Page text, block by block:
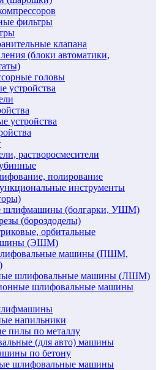
фильтры
клапана
(блоки автоматики,
головы
устройства
устройства
растворосмесители
полирование
инструменты
шлифмашины (болгарки, УШМ)
(бороздоделы)
орбитальные
(ЭШМ)
машины (ПШМ,
шлифовальные машины (ЛШМ)
шлифовальные машины
напильники
пилы по металлу
(для авто) машины
по бетону
шлифовальные машины